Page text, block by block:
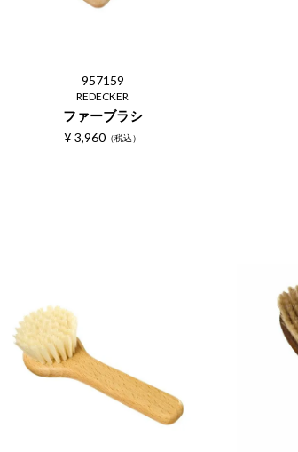
957159
REDECKER
ファーブラシ
¥ 3,960 税込